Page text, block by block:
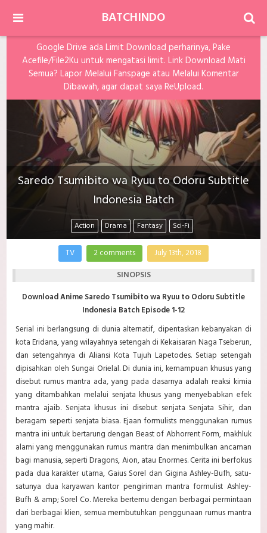
BATCHINDO
Google Drive ada Limit Download perharinya, Pake
Acefile/File2Ku untuk mengatasi limit. Link Download Mati
Semua? Lapor Melalui Fanspage atau Melalui Komentar
Dibawah, agar dapat saya ReUpload.
Saredo Tsumibito wa Ryuu to Odoru Subtitle
Indonesia Batch
Action Drama Fantasy Sci-Fi
TV 2 comments July 13th, 2018
SINOPSIS
Download Anime Saredo Tsumibito wa Ryuu to Odoru Subtitle
Indonesia Batch Episode 1-12
Serial ini berlangsung di dunia alternatif, dipentaskan kebanyakan di
kota Eridana, yang wilayahnya setengah di Kekaisaran Naga Tseberun,
dan setengahnya di Aliansi Kota Tujuh Lapetodes. Setiap setengah
dipisahkan oleh Sungai Orielal. Di dunia ini, kemampuan khusus yang
disebut rumus mantra ada, yang pada dasarnya adalah reaksi kimia
yang ditambahkan melalui senjata khusus yang menyebabkan efek
mantra ajaib. Senjata khusus ini disebut senjata Senjata Sihir, dan
beragam seperti senjata biasa. Ejaan formulists menggunakan rumus
mantra ini untuk bertarung dengan Beast of Abhorrent Form, makhluk
alami yang menggunakan rumus mantra dan menimbulkan ancaman
bagi manusia, seperti Dragons, Aion, atau Enormes. Cerita ini berfokus
pada dua karakter utama, Gaius Sorel dan Gigina Ashley-Bufh, satu-
satunya dua karyawan kantor pengiriman mantra formulist Ashley-
Bufh & amp; Sorel Co. Mereka bertemu dengan berbagai permintaan
dari berbagai klien, semua membutuhkan penggunaan rumus mantra
yang mahir.